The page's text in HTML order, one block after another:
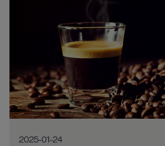
2025-01-24